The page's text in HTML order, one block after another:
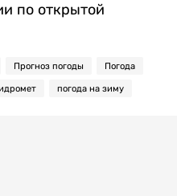
по открытой
Прогноз погоды Погода
погода на зиму